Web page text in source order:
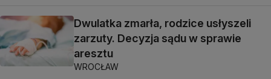
Dwulatka zmarła, rodzice usłyszeli
zarzuty. Decyzja sądu w sprawie
aresztu
WROCŁAW